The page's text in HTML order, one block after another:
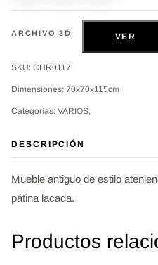
ARCHIVO 3D VER
SKU: CHR0117
Dimensiones: 70x70x115cm
Categorías: VARIOS,
DESCRIPCIÓN
Mueble antiguo de estilo
pátina lacada.
Productos